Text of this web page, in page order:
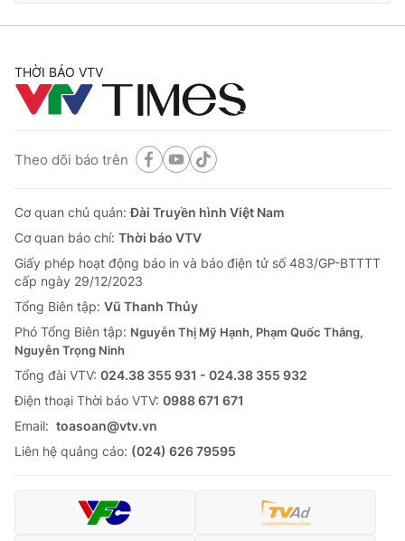
THỜI BÁO VTV
Theo dõi báo trên
Cơ quan chủ quản:Đài Truyền hình Việt Nam
Cơ quan báo chí: Thời báo VTV
Giấy phép hoạt động báo in và báo điện tử số 483/GP-BTTTT
cấp ngày 29/12/2023
Tổng Biên tập: Vũ Thanh Thủy
Phó Tổng Biên tập: Nguyễn Thị Mỹ Hạnh, Phạm Quốc Thắng,
Nguyễn Trọng Ninh
Tổng đài VTV: 024.38 355 931 - 024.38 355 932
Ðiện thoại Thời báo VTV: 0988 671 671
Email: toasoan@vtv.vn
Liên hệ quảng cáo: (024) 626 79595